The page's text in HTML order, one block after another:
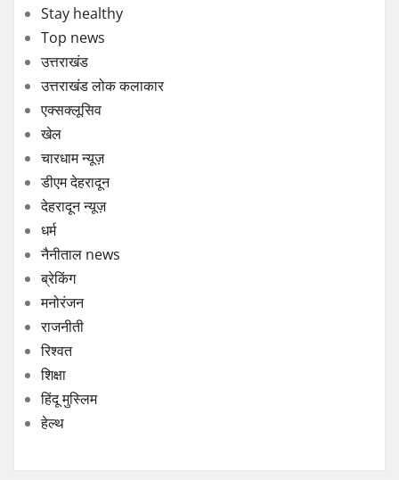
Stay healthy
Top news
उत्तराखंड
उत्तराखंड लोक कलाकार
एक्सक्लूसिव
खेल
चारधाम न्यूज़
डीएम देहरादून
देहरादून न्यूज़
धर्म
नैनीताल news
ब्रेकिंग
मनोरंजन
राजनीती
रिश्वत
शिक्षा
हिंदू मुस्लिम
हेल्थ